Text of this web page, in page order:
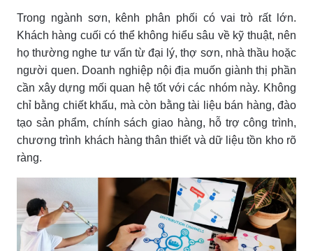
Trong ngành sơn, kênh phân phối có vai trò rất lớn.
Khách hàng cuối có thể không hiểu sâu về kỹ thuật, nên
họ thường nghe tư vấn từ đại lý, thợ sơn, nhà thầu hoặc
người quen. Doanh nghiệp nội địa muốn giành thị phần
cần xây dựng mối quan hệ tốt với các nhóm này. Không
chỉ bằng chiết khấu, mà còn bằng tài liệu bán hàng, đào
tạo sản phẩm, chính sách giao hàng, hỗ trợ công trình,
chương trình khách hàng thân thiết và dữ liệu tồn kho rõ
ràng.